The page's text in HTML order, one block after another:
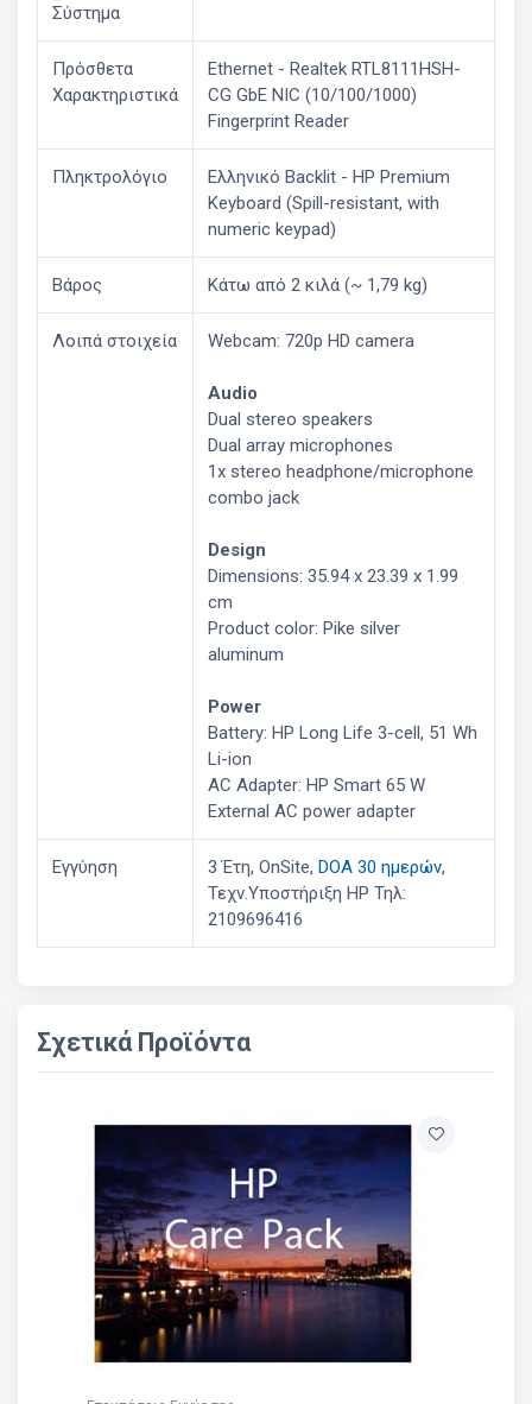
Σύστημα
Πρόσθετα
Χαρακτηριστικά
Ethernet - Realtek RTL8111HSH-
CG GbE NIC (10/100/1000)
Fingerprint Reader
Πληκτρολόγιο
Ελληνικό Backlit - HP Premium
Keyboard (Spill-resistant, with
numeric keypad)
Βάρος Κάτω από 2 κιλά (~ 1,79 kg)
Λοιπά στοιχεία Webcam: 720p HD camera
Audio
Dual stereo speakers
Dual array microphones
1x stereo headphone/microphone
combo jack
Design
Dimensions: 35.94 x 23.39 x 1.99
cm
Product color: Pike silver
aluminum
Power
Battery: HP Long Life 3-cell, 51 Wh
Li-ion
AC Adapter: HP Smart 65 W
External AC power adapter
Εγγύηση 3 Έτη, OnSite, DOA 30 ημερών,
Τεχν.Υποστήριξη HP Τηλ:
2109696416
Σχετικά Προϊόντα